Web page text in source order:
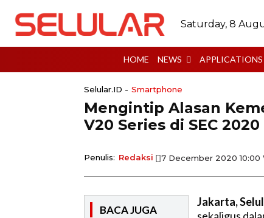
Saturday, 8
HOME NEWS APPLICATIONS
Selular.ID - Smartphone
Mengintip Alasan
V20 Series di SEC 2020
Penulis: Redaksi 7 December 2020 10:00
BACA JUGA
Jakarta,